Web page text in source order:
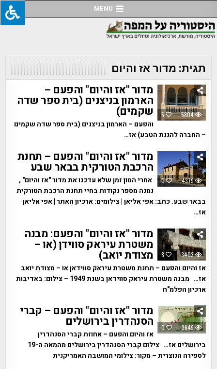
to
content
MENU
תגית: מדור אז והיום
5 5804
מדור "אז והיום" והפעם –
הארמון בניצנים (בית ספר שדה
שקמים)
והפעם – הארמון בניצנים (בית ספר שדה שקמים
– החברה להגנת הטבע) אז…
0 4379
מדור "אז והיום" והפעם – תחנת
הרכבת הטורקית בבאר שבע
אחרי המון זמן שלא עדכנו את מדור "אז והיום" ,
נמנה מספר נקודות בחיי תחנת הרכבת הטורקית
בבאר שבע. כתב: אפי אליאן | צילומים: ארכיון האתר | אפי אליאן
אז…
8 3403
מדור "אז והיום" והפעם: מבנה
משטרת עיראק סווידן (או –
מצודת יואב)
אז והיום והפעם – תחנת משטרת עיראק סווידאן או – מצודת יואב
אז… מבנה משטרת עיראק סווידאן בשנת 1949 – צילום: באדיבות
ארכיון הפלמ"ח
0 3649
מדור "אז והיום" והפעם – קברי
הסנהדרין בירושלים
אז והיום והפעם – אחוזת קברי הסנהדרין
בירושלים אז… צילום קברי הסנהדרין בירושלים מהמאה ה-19
לספירה הנוצרית – מקור: צילומי המושבה האמריקנית